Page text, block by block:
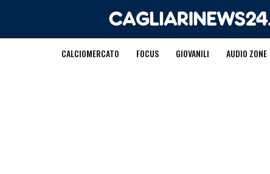
CALCIOMERCATO FOCUS GIOVANILI AUDIO ZONE